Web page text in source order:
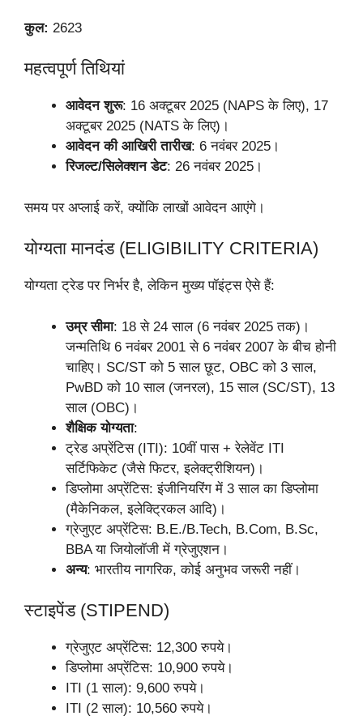
कुल: 2623
महत्वपूर्ण तिथियां
आवेदन शुरू: 16 अक्टूबर 2025 (NAPS के लिए), 17
अक्टूबर 2025 (NATS के लिए)।
आवेदन की आखिरी तारीख: 6 नवंबर 2025।
रिजल्ट/सिलेक्शन डेट: 26 नवंबर 2025।
समय पर अप्लाई करें, क्योंकि लाखों आवेदन आएंगे।
योग्यता मानदंड (ELIGIBILITY CRITERIA)
योग्यता ट्रेड पर निर्भर है, लेकिन मुख्य पॉइंट्स ऐसे हैं:
उम्र सीमा: 18 से 24 साल (6 नवंबर 2025 तक)।
जन्मतिथि 6 नवंबर 2001 से 6 नवंबर 2007 के बीच होनी
चाहिए। SC/ST को 5 साल छूट, OBC को 3 साल,
PwBD को 10 साल (जनरल), 15 साल (SC/ST), 13
साल (OBC)।
शैक्षिक योग्यता:
ट्रेड अप्रेंटिस (ITI): 10वीं पास + रेलेवेंट ITI
सर्टिफिकेट (जैसे फिटर, इलेक्ट्रीशियन)।
डिप्लोमा अप्रेंटिस: इंजीनियरिंग में 3 साल का डिप्लोमा
(मैकेनिकल, इलेक्ट्रिकल आदि)।
ग्रेजुएट अप्रेंटिस: B.E./B.Tech, B.Com, B.Sc,
BBA या जियोलॉजी में ग्रेजुएशन।
अन्य: भारतीय नागरिक, कोई अनुभव जरूरी नहीं।
स्टाइपेंड (STIPEND)
ग्रेजुएट अप्रेंटिस: 12,300 रुपये।
डिप्लोमा अप्रेंटिस: 10,900 रुपये।
ITI (1 साल): 9,600 रुपये।
ITI (2 साल): 10,560 रुपये।